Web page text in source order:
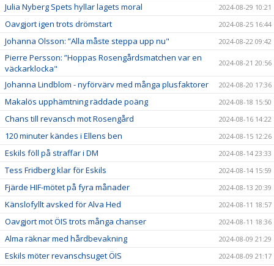
Julia Nyberg Spets hyllar lagets moral 2024-08-29 10:21
Oavgjort igen trots drömstart 2024-08-25 16:44
Johanna Olsson: ”Alla måste steppa upp nu" 2024-08-22 09:42
Pierre Persson: ”Hoppas Rosengårdsmatchen var en
väckarklocka"
2024-08-21 20:56
Johanna Lindblom - nyförvärv med många plusfaktorer 2024-08-20 17:36
Makalös upphämtning räddade poäng 2024-08-18 15:50
Chans till revansch mot Rosengård 2024-08-16 14:22
120 minuter kändes i Ellens ben 2024-08-15 12:26
Eskils föll på straffar i DM 2024-08-14 23:33
Tess Fridberg klar för Eskils 2024-08-14 15:59
Fjärde HIF-mötet på fyra månader 2024-08-13 20:39
Känslofyllt avsked för Alva Hed 2024-08-11 18:57
Oavgjort mot ÖIS trots många chanser 2024-08-11 18:36
Alma räknar med hårdbevakning 2024-08-09 21:29
Eskils möter revanschsuget ÖIS 2024-08-09 21:17